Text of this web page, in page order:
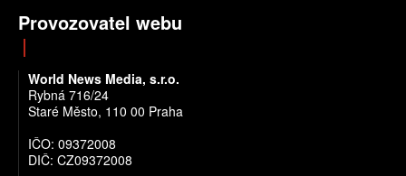
Provozovatel webu
World News Media, s.r.o.
Rybná 716/24
Staré Město, 110 00 Praha
IČO: 09372008
DIČ: CZ09372008